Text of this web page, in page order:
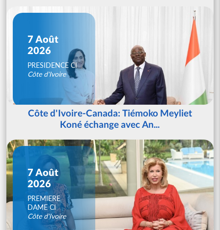
7 Août
2026
PRESIDENCE CI
Côte d'Ivoire
Côte d'Ivoire-Canada: Tiémoko Meyliet
Koné échange avec An...
7 Août
2026
PREMIERE
DAME CI
Côte d'Ivoire